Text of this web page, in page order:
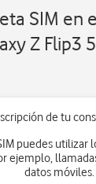
SIM en
Z Flip3
de tu
puedes utilizar
ejemplo,
datos móviles.